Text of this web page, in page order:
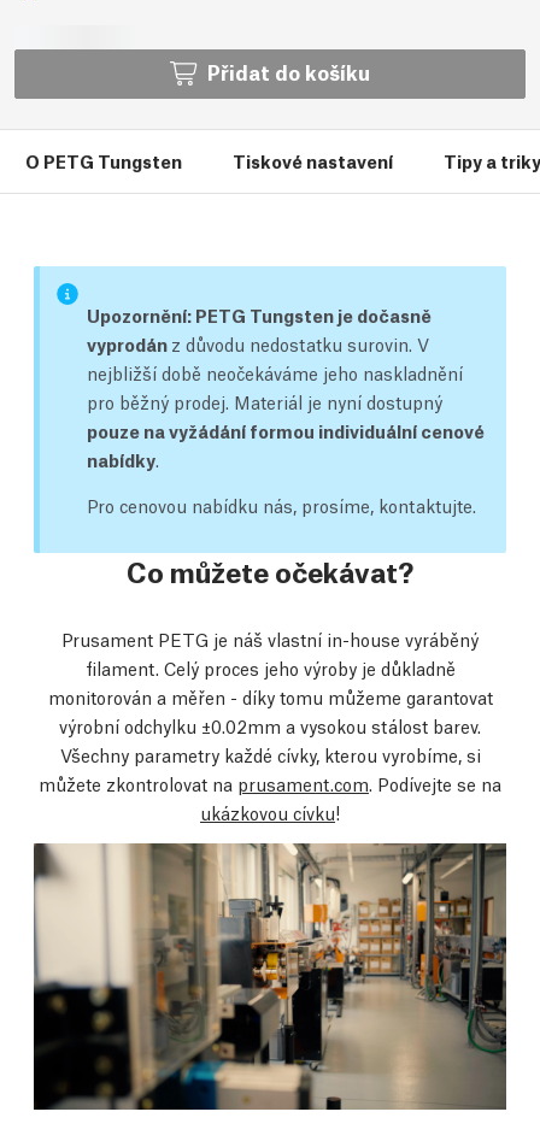
Přidat do košíku
O PETG Tungsten Tiskové nastavení Tipy a
Upozornění: PETG Tungsten je dočasně
vyprodán z důvodu nedostatku surovin. V
nejbližší době neočekáváme jeho naskladnění
pro běžný prodej. Materiál je nyní dostupný
pouze na vyžádání formou individuální cenové
nabídky.
Pro cenovou nabídku nás, prosíme, kontaktujte.
Co můžete očekávat?
Prusament PETG je náš vlastní in-house vyráběný
filament. Celý proces jeho výroby je důkladně
monitorován a měřen - díky tomu můžeme garantovat
výrobní odchylku ±0.02mm a vysokou stálost barev.
Všechny parametry každé cívky, kterou vyrobíme, si
můžete zkontrolovat na prusament.com. Podívejte se na
ukázkovou cívku!